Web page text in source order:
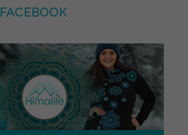
FACEBOOK